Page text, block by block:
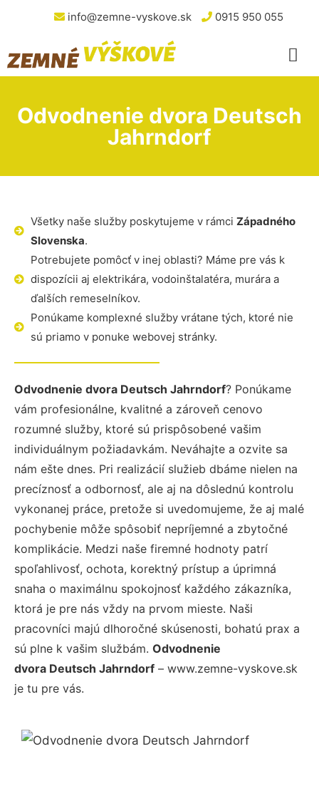
info@zemne-vyskove.sk 0915 950 055
Odvodnenie dvora Deutsch
Jahrndorf
Všetky naše služby poskytujeme v rámci Západného
Slovenska.
Potrebujete pomôcť v inej oblasti? Máme pre vás k
dispozícii aj elektrikára, vodoinštalatéra, murára a
ďalších remeselníkov.
Ponúkame komplexné služby vrátane tých, ktoré nie
sú priamo v ponuke webovej stránky.
Odvodnenie dvora Deutsch Jahrndorf? Ponúkame
vám profesionálne, kvalitné a zároveň cenovo
rozumné služby, ktoré sú prispôsobené vašim
individuálnym požiadavkám. Neváhajte a ozvite sa
nám ešte dnes. Pri realizácií služieb dbáme nielen na
precíznosť a odbornosť, ale aj na dôslednú kontrolu
vykonanej práce, pretože si uvedomujeme, že aj malé
pochybenie môže spôsobiť nepríjemné a zbytočné
komplikácie. Medzi naše firemné hodnoty patrí
spoľahlivosť, ochota, korektný prístup a úprimná
snaha o maximálnu spokojnosť každého zákazníka,
ktorá je pre nás vždy na prvom mieste. Naši
pracovníci majú dlhoročné skúsenosti, bohatú prax a
sú plne k vašim službám. Odvodnenie
dvora Deutsch Jahrndorf – www.zemne-vyskove.sk
je tu pre vás.